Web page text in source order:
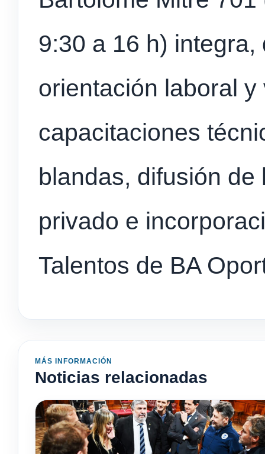
9:30 a 16 h)
orientación laboral
capacitaciones
blandas, difusión
privado e
Talentos de BA
MÁS INFORMACIÓN
Noticias relacionadas